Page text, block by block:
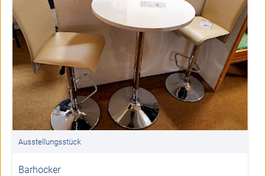
Ausstellungsstück
Barhocker